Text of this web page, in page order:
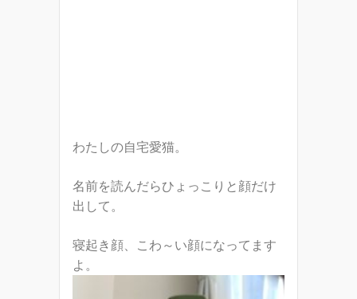
わたしの自宅愛猫。
名前を読んだらひょっこりと顔だけ
出して。
寝起き顔、こわ～い顔になってます
よ。